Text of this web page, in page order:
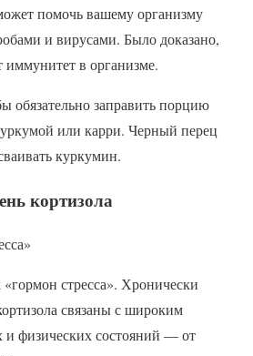
помочь вашему организму
и вирусами. Было доказано,
в организме.
обязательно заправить порцию
или карри. Черный перец
куркумин.
кортизола
«гормон стресса». Хронически
связаны с широким
и физических состояний — от